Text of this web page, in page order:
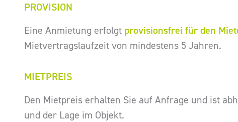
PROVISION
Eine Anmietung erfolgt provisionsfrei für den
Mietvertragslaufzeit von mindestens 5 Jahren.
MIETPREIS
Den Mietpreis erhalten Sie auf Anfrage und ist
und der Lage im Objekt.